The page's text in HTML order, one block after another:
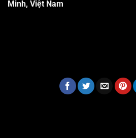
Minh, Việt Nam